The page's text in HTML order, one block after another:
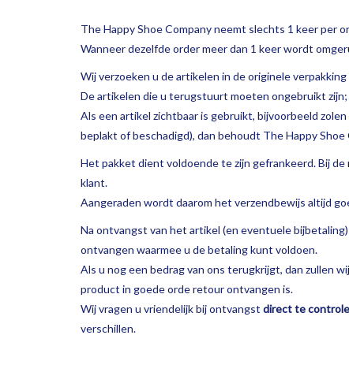
The Happy Shoe Company neemt slechts 1 keer per
Wanneer dezelfde order meer dan 1 keer wordt
Wij verzoeken u de artikelen in de originele
De artikelen die u terugstuurt moeten ongebruikt
Als een artikel zichtbaar is gebruikt, bijvoorbeeld
beplakt of beschadigd), dan behoudt The Happy
Het pakket dient voldoende te zijn gefrankeerd. Bij
klant.
Aangeraden wordt daarom het verzendbewijs altijd
Na ontvangst van het artikel (en eventuele
ontvangen waarmee u de betaling kunt voldoen.
Als u nog een bedrag van ons terugkrijgt, dan zullen
product in goede orde retour ontvangen is.
Wij vragen u vriendelijk bij ontvangst direct te
verschillen.